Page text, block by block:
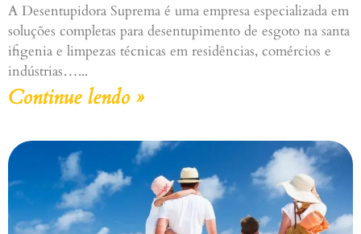
A Desentupidora Suprema é uma empresa especializada em
soluções completas para desentupimento de esgoto na santa
ifigenia e limpezas técnicas em residências, comércios e
indústrias…
Continue lendo »